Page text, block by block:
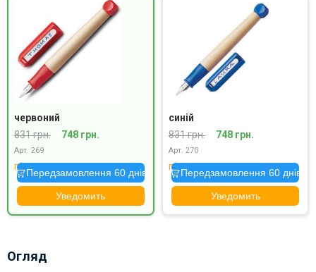
червоний
831 грн.
748 грн.
Арт. 269
під замовлення
Передзамовлення 60 днів
Уведомить
синій
831 грн.
748 грн.
Арт. 270
під замовлення
Передзамовлення 60 днів
Уведомить
Огляд